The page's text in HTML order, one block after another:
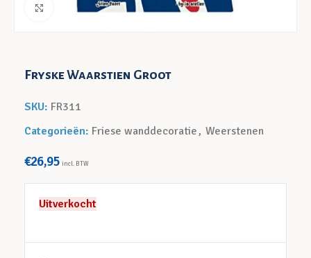
Klik voor een vergroting
Fryske Waarstien Groot
SKU: FR311
Categorieën: Friese wanddecoratie , Weerstenen
€26,95 incl. BTW
Uitverkocht